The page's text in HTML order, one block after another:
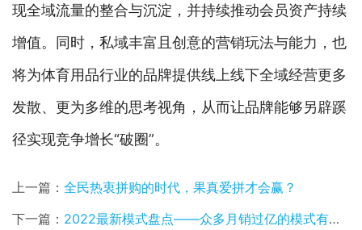
现全域流量的整合与沉淀，并持续推动会员资产持续
增值。同时，私域丰富且创意的营销玩法与能力，也
将为体育用品行业的品牌提供线上线下全域经营更多
发散、更为多维的思考视角，从而让品牌能够另辟蹊
径实现竞争增长“破圈”。
上一篇： 全民热衷拼购的时代，果真爱拼才会赢？
下一篇： 2022最新模式盘点——众多月销过亿的模式有哪些？